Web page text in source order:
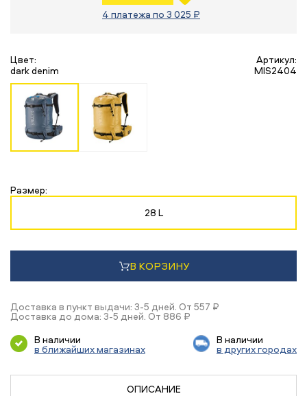
4 платежа по 3 025 ₽
Цвет:
dark denim
Артикул:
MIS2404
Размер:
28 L
В КОРЗИНУ
Доставка в пункт выдачи: 3-5 дней. От 557 ₽
Доставка до дома: 3-5 дней. От 886 ₽
В наличии
в ближайших магазинах
В наличии
в других городах
ОПИСАНИЕ